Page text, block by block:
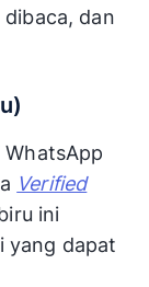
dan
Verified
ini
yang dapat